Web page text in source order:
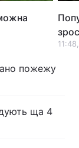
пожежу
ща 4